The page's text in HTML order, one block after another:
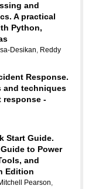
and
A practical
Python,
Desikan, Reddy
Response.
and techniques
response -
Start Guide.
to Power
and
Edition
Pearson,